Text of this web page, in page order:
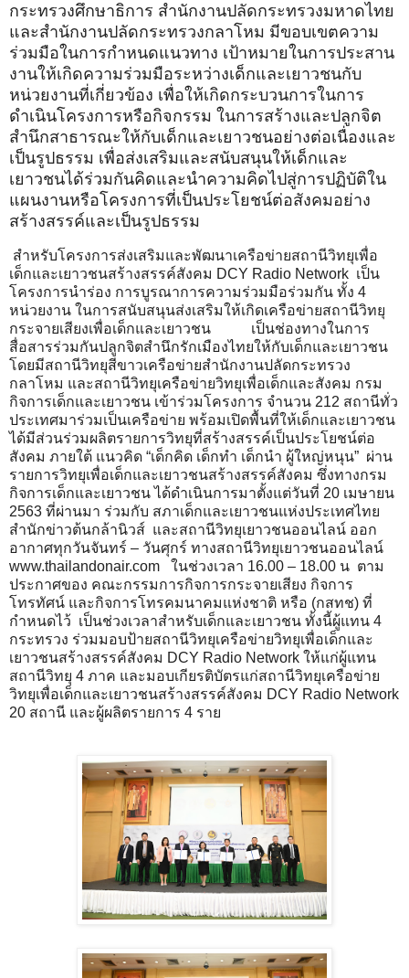
กระทรวงศึกษาธิการ สำนักงานปลัดกระทรวงมหาดไทย
และสำนักงานปลัดกระทรวงกลาโหม มีขอบเขตความ
ร่วมมือในการกำหนดแนวทาง เป้าหมายในการประสาน
งานให้เกิดความร่วมมือระหว่างเด็กและเยาวชนกับ
หน่วยงานที่เกี่ยวข้อง เพื่อให้เกิดกระบวนการในการ
ดำเนินโครงการหรือกิจกรรม ในการสร้างและปลูกจิต
สำนึกสาธารณะให้กับเด็กและเยาวชนอย่างต่อเนื่องและ
เป็นรูปธรรม เพื่อส่งเสริมและสนับสนุนให้เด็กและ
เยาวชนได้ร่วมกันคิดและนำความคิดไปสู่การปฏิบัติใน
แผนงานหรือโครงการที่เป็นประโยชน์ต่อสังคมอย่าง
สร้างสรรค์และเป็นรูปธรรม
สำหรับโครงการส่งเสริมและพัฒนาเครือข่ายสถานีวิทยุเพื่อ
เด็กและเยาวชนสร้างสรรค์สังคม DCY Radio Network เป็น
โครงการนำร่อง การบูรณาการความร่วมมือร่วมกัน ทั้ง 4
หน่วยงาน ในการสนับสนุนส่งเสริมให้เกิดเครือข่ายสถานีวิทยุ
กระจายเสียงเพื่อเด็กและเยาวชน เป็นช่องทางในการ
สื่อสารร่วมกันปลูกจิตสำนึกรักเมืองไทยให้กับเด็กและเยาวชน
โดยมีสถานีวิทยุสีขาวเครือข่ายสำนักงานปลัดกระทรวง
กลาโหม และสถานีวิทยุเครือข่ายวิทยุเพื่อเด็กและสังคม กรม
กิจการเด็กและเยาวชน เข้าร่วมโครงการ จำนวน 212 สถานีทั่ว
ประเทศมาร่วมเป็นเครือข่าย พร้อมเปิดพื้นที่ให้เด็กและเยาวชน
ได้มีส่วนร่วมผลิตรายการวิทยุที่สร้างสรรค์เป็นประโยชน์ต่อ
สังคม ภายใต้ แนวคิด “เด็กคิด เด็กทำ เด็กนำ ผู้ใหญ่หนุน” ผ่าน
รายการวิทยุเพื่อเด็กและเยาวชนสร้างสรรค์สังคม ซึ่งทางกรม
กิจการเด็กและเยาวชน ได้ดำเนินการมาตั้งแต่วันที่ 20 เมษายน
2563 ที่ผ่านมา ร่วมกับ สภาเด็กและเยาวชนแห่งประเทศไทย
สำนักข่าวต้นกล้านิวส์ และสถานีวิทยุเยาวชนออนไลน์ ออก
อากาศทุกวันจันทร์ – วันศุกร์ ทางสถานีวิทยุเยาวชนออนไลน์
www.thailandonair.com ในช่วงเวลา 16.00 – 18.00 น ตาม
ประกาศของ คณะกรรมการกิจการกระจายเสียง กิจการ
โทรทัศน์ และกิจการโทรคมนาคมแห่งชาติ หรือ (กสทช) ที่
กำหนดไว้ เป็นช่วงเวลาสำหรับเด็กและเยาวชน ทั้งนี้ผู้แทน 4
กระทรวง ร่วมมอบป้ายสถานีวิทยุเครือข่ายวิทยุเพื่อเด็กและ
เยาวชนสร้างสรรค์สังคม DCY Radio Network ให้แก่ผู้แทน
สถานีวิทยุ 4 ภาค และมอบเกียรติบัตรแก่สถานีวิทยุเครือข่าย
วิทยุเพื่อเด็กและเยาวชนสร้างสรรค์สังคม DCY Radio Network
20 สถานี และผู้ผลิตรายการ 4 ราย